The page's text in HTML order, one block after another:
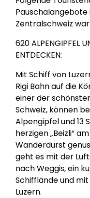
Pauschalangebote
Zentralschweiz
620 ALPENGIPFEL
ENTDECKEN:
Mit Schiff von
Rigi Bahn auf die
einer der
Schweiz, können
Alpengipfel und 13
herzigen „Beizli“
Wanderdurst
geht es mit der
nach Weggis, ein
Schifflände und
Luzern.